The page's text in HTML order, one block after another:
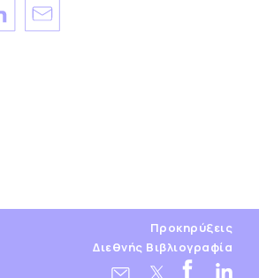
Προκηρύξεις
Διεθνής Βιβλιογραφία